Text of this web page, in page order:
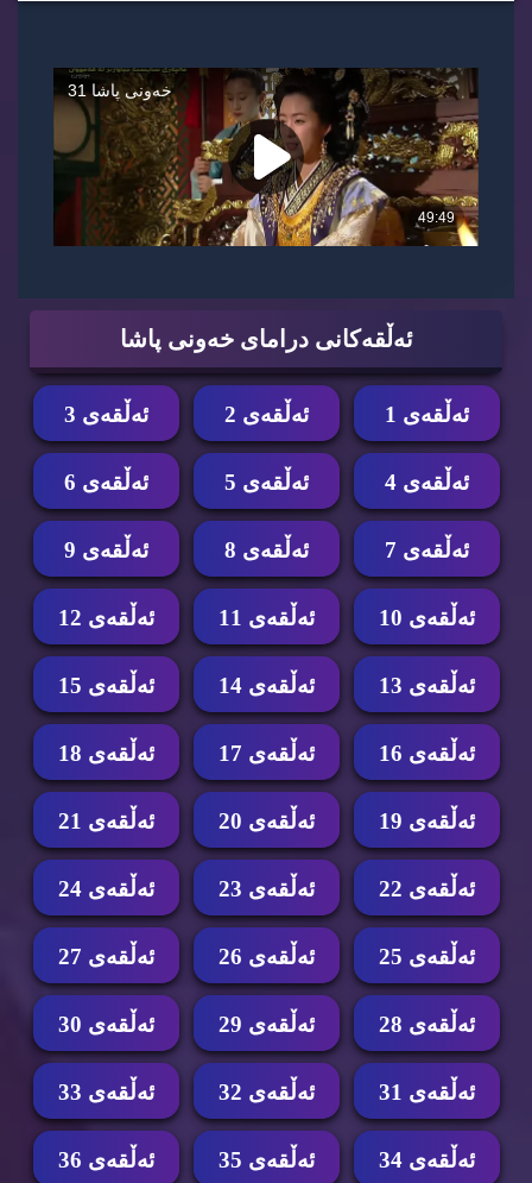
ئه‌ڵقه‌كانی درامای خه‌ونی پاشا
ئه‌ڵقه‌ی 1 ئه‌ڵقه‌ی 2 ئه‌ڵقه‌ی 3
ئه‌ڵقه‌ی 4 ئه‌ڵقه‌ی 5 ئه‌ڵقه‌ی 6
ئه‌ڵقه‌ی 7 ئه‌ڵقه‌ی 8 ئه‌ڵقه‌ی 9
ئه‌ڵقه‌ی 10 ئه‌ڵقه‌ی 11 ئه‌ڵقه‌ی 12
ئه‌ڵقه‌ی 13 ئه‌ڵقه‌ی 14 ئه‌ڵقه‌ی 15
ئه‌ڵقه‌ی 16 ئه‌ڵقه‌ی 17 ئه‌ڵقه‌ی 18
ئه‌ڵقه‌ی 19 ئه‌ڵقه‌ی 20 ئه‌ڵقه‌ی 21
ئه‌ڵقه‌ی 22 ئه‌ڵقه‌ی 23 ئه‌ڵقه‌ی 24
ئه‌ڵقه‌ی 25 ئه‌ڵقه‌ی 26 ئه‌ڵقه‌ی 27
ئه‌ڵقه‌ی 28 ئه‌ڵقه‌ی 29 ئه‌ڵقه‌ی 30
ئه‌ڵقه‌ی 31 ئه‌ڵقه‌ی 32 ئه‌ڵقه‌ی 33
ئه‌ڵقه‌ی 34 ئه‌ڵقه‌ی 35 ئه‌ڵقه‌ی 36